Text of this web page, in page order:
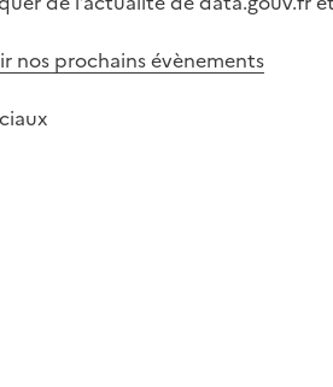
nos prochains évènements